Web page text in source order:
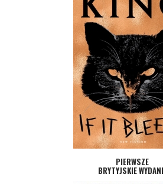
PIERWSZE
BRYTYJSKIE